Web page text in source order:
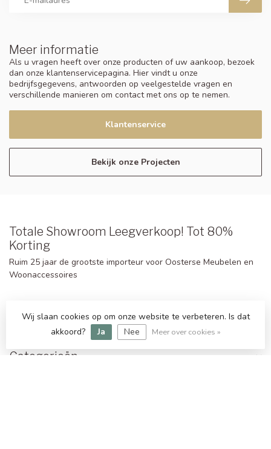
Meer informatie
Als u vragen heeft over onze producten of uw aankoop, bezoek
dan onze klantenservicepagina. Hier vindt u onze
bedrijfsgegevens, antwoorden op veelgestelde vragen en
verschillende manieren om contact met ons op te nemen.
Klantenservice
Bekijk onze Projecten
Totale Showroom Leegverkoop! Tot 80%
Korting
Ruim 25 jaar de grootste importeur voor Oosterse Meubelen en
Woonaccessoires
NL812135994B01
Categorieën
Wij slaan cookies op om onze website te verbeteren. Is dat
akkoord?
Ja Nee Meer over cookies »